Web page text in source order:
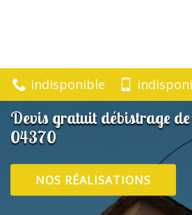
indisponible
Devis gratuit débistrage de
04370
NOS RÉALISATIONS